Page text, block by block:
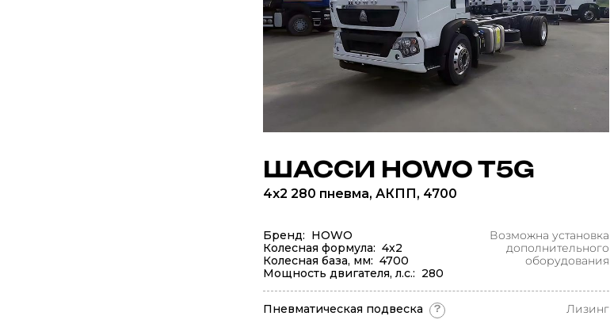
ШАССИ HOWO T5G
4x2 280 пневма, АКПП, 4700
Бренд: HOWO
Колесная формула: 4x2
Колесная база, мм: 4700
Мощность двигателя, л.с.: 280
Возможна установка
дополнительного
оборудования
Пневматическая подвеска ? Лизинг